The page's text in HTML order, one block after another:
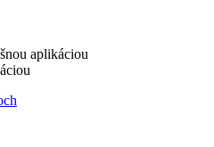
aplikáciou